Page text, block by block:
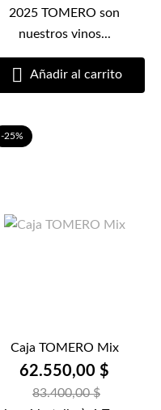
2025 TOMERO son
nuestros vinos...
 Añadir al carrito
-25%
Caja TOMERO Mix
62.550,00 $
83.400,00 $